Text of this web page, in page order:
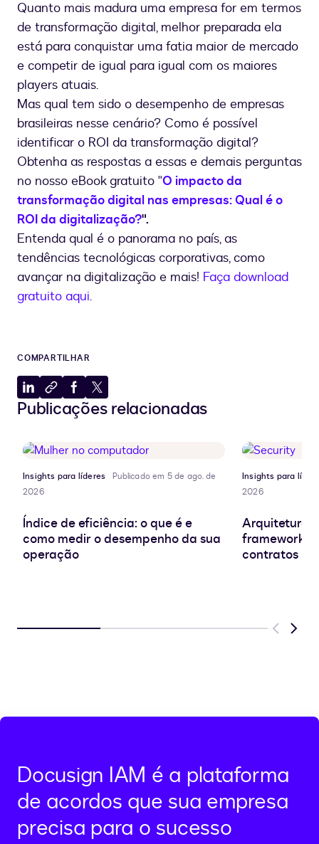
Quanto mais madura uma empresa for em termos
de transformação digital, melhor preparada ela
está para conquistar uma fatia maior de mercado
e competir de igual para igual com os maiores
players atuais.
Mas qual tem sido o desempenho de empresas
brasileiras nesse cenário? Como é possível
identificar o ROI da transformação digital?
Obtenha as respostas a essas e demais perguntas
no nosso eBook gratuito "O impacto da
transformação digital nas empresas: Qual é o
ROI da digitalização?".
Entenda qual é o panorama no país, as
tendências tecnológicas corporativas, como
avançar na digitalização e mais! Faça download
gratuito aqui.
COMPARTILHAR
Compartilhar
no
Copiar
para
de
transferência
Compartilhar
no
Compartilhar
no
Publicações relacionadas
Insights para líderes
Publicado em 5 de ago. de
2026
Índice de eficiência: o que é e
como medir o desempenho da sua
operação
Insights para
2026
Arquitetura
frameworks
contratos
Previous
Next
Docusign IAM é a plataforma
de acordos que sua empresa
precisa para o sucesso